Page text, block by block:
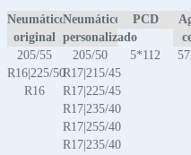
Neumático
original
Neumático
personalizado
PCD
205/55
R16|225/50
R16
205/50
R17|215/45
R17|225/45
R17|235/40
R17|255/40
R17|235/40
5*112